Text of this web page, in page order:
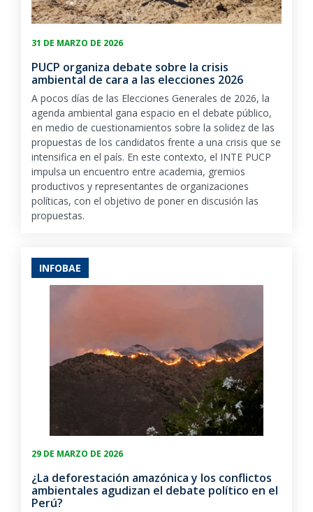
31 DE MARZO DE 2026
PUCP organiza debate sobre la crisis
ambiental de cara a las elecciones 2026
A pocos días de las Elecciones Generales de 2026, la
agenda ambiental gana espacio en el debate público,
en medio de cuestionamientos sobre la solidez de las
propuestas de los candidatos frente a una crisis que se
intensifica en el país. En este contexto, el INTE PUCP
impulsa un encuentro entre academia, gremios
productivos y representantes de organizaciones
políticas, con el objetivo de poner en discusión las
propuestas.
INFOBAE
29 DE MARZO DE 2026
¿La deforestación amazónica y los conflictos
ambientales agudizan el debate político en el
Perú?